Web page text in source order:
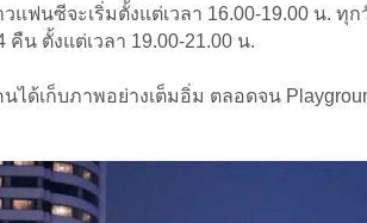
ฟนซีจะเริ่มตั้งแต่เวลา 16.00-19.00 น.
น ตั้งแต่เวลา 19.00-21.00 น.
ด้เก็บภาพอย่างเต็มอิ่ม ตลอดจน